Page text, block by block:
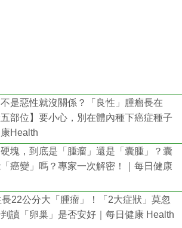
不是惡性就沒關係？「良性」腫瘤長在
五部位】要小心，別在體內種下癌症種子
康Health
塊，到底是「腫瘤」還是「囊腫」？囊
癌變」嗎？專家一次解密！｜每日健康
22公分大「腫瘤」！「2大症狀」莫忽
讀「卵巢」是否安好｜每日健康 Health